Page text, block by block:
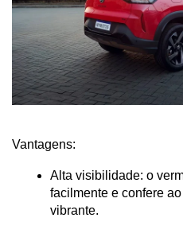
Vantagens:
Alta visibilidade: o
facilmente e confere
vibrante.